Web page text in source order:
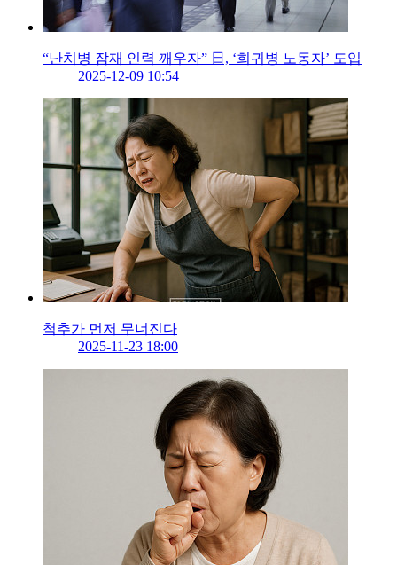
“난치병 잠재 인력 깨우자” 日, ‘희귀병 노동자’ 도입
2025-12-09 10:54
척추가 먼저 무너진다
2025-11-23 18:00